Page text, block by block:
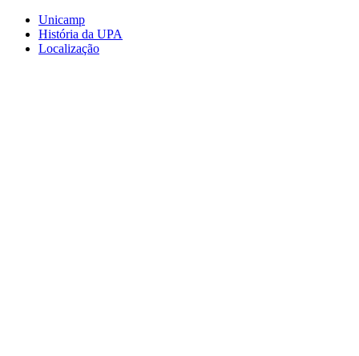
Conteúdo principal
Unicamp
História da UPA
Localização